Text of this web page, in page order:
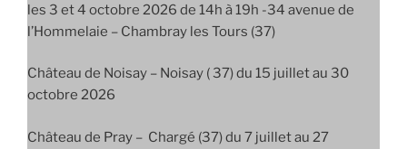
les 3 et 4 octobre 2026 de 14h à 19h -34 avenue de
l’Hommelaie – Chambray les Tours (37)
Château de Noisay – Noisay ( 37) du 15 juillet au 30
octobre 2026
Château de Pray – Chargé (37) du 7 juillet au 27